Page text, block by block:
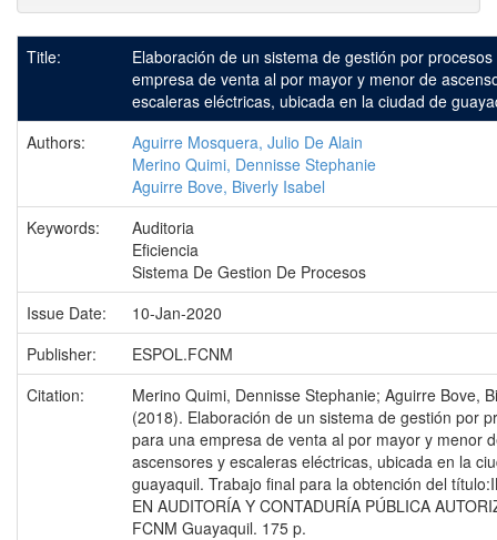
Title:
Elaboración de un sistema de gestión por
empresa de venta al por mayor y menor de
escaleras eléctricas, ubicada en la ciudad de
Authors:
Aguirre Mosquera, Julio De Alain
Merino Quimi, Dennisse Stephanie
Aguirre Bove, Biverly Isabel
Keywords:
Auditoria
Eficiencia
Sistema De Gestion De Procesos
Issue Date:
10-Jan-2020
Publisher:
ESPOL.FCNM
Citation:
Merino Quimi, Dennisse Stephanie; Aguirre Bove,
(2018). Elaboración de un sistema de gestión por
para una empresa de venta al por mayor y menor
ascensores y escaleras eléctricas, ubicada en la
guayaquil. Trabajo final para la obtención del
EN AUDITORÍA Y CONTADURÍA PÚBLICA
FCNM Guayaquil. 175 p.